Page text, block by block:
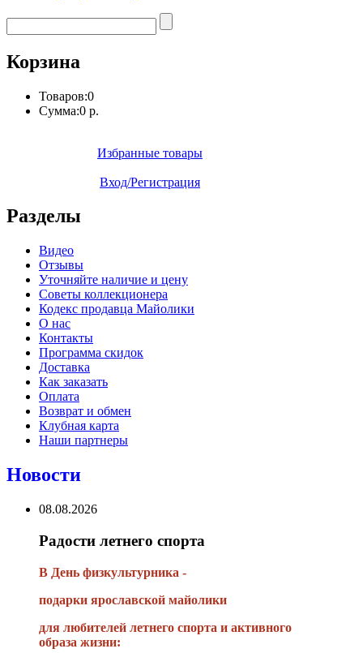
Корзина
Товаров:0
Сумма:0 р.
Избранные товары
Вход/Регистрация
Разделы
Видео
Отзывы
Уточняйте наличие и цену
Советы коллекционера
Кодекс продавца Майолики
О нас
Контакты
Программа скидок
Доставка
Как заказать
Оплата
Возврат и обмен
Клубная карта
Наши партнеры
Новости
08.08.2026
Радости летнего спорта
В День физкультурника -
подарки ярославской майолики
для любителей летнего спорта и активного
образа жизни: